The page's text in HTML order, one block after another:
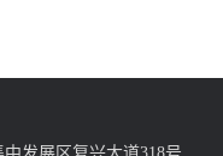
12㎡单帐